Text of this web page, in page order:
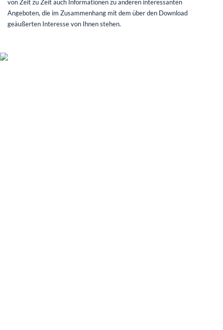
von Zeit zu Zeit auch Informationen zu anderen interessanten
Angeboten, die im Zusammenhang mit dem über den Download
geäußerten Interesse von Ihnen stehen.